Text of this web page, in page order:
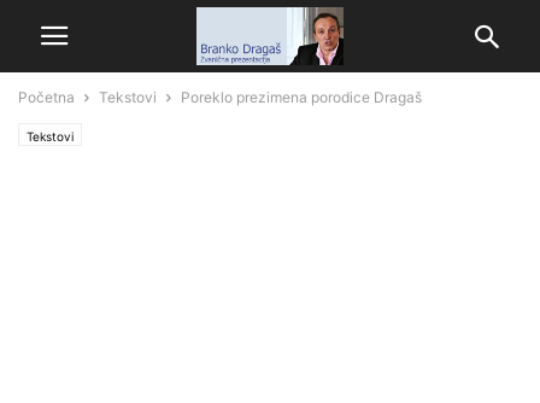
Početna Tekstovi Poreklo prezimena porodice Dragaš
Tekstovi